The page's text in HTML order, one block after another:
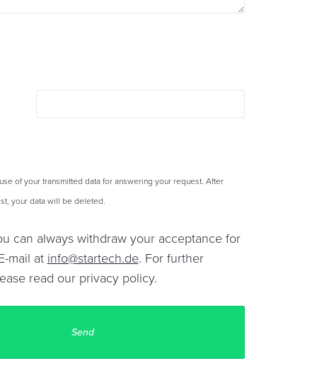
of your transmitted data for answering your request. After
your data will be deleted.
can always withdraw your acceptance for
mail at info@startech.de. For further
read our privacy policy.